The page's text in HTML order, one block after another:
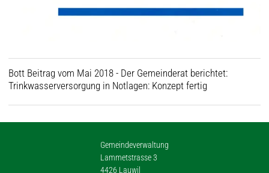
Bott Beitrag vom Mai 2018 - Der Gemeinderat berichtet:
Trinkwasserversorgung in Notlagen: Konzept fertig
Gemeindeverwaltung
Lammetstrasse 3
4426 Lauwil